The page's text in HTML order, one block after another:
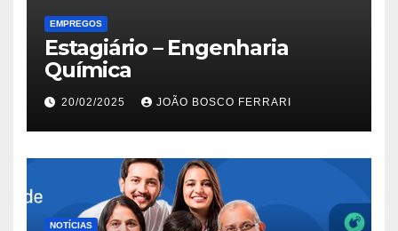
EMPREGOS
Estagiário – Engenharia
Química
20/02/2025 JOÃO BOSCO FERRARI
NOTÍCIAS